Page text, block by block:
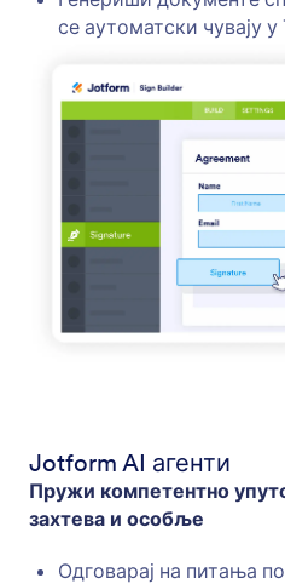
се аутоматски чувају
Jotform AI агенти
Пружи компетентно
захтева и особље
Одговарај на питања